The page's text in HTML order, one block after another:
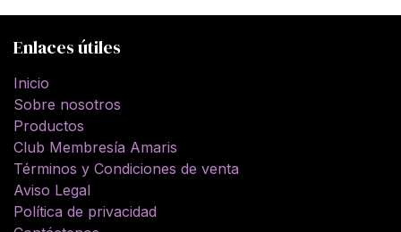
Enlaces útiles
Inicio
Sobre nosotros
Productos
Club Membresía Amaris
Términos y Condiciones de venta
Aviso Legal
Política de privacidad